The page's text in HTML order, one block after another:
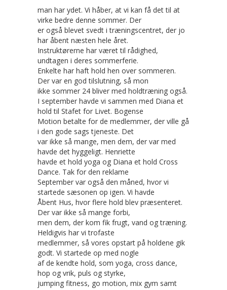
man har ydet. Vi håber, at vi kan få det til at
virke bedre denne sommer. Der
er også blevet svedt i træningscentret, der jo
har åbent næsten hele året.
Instruktørerne har været til rådighed,
undtagen i deres sommerferie.
Enkelte har haft hold hen over sommeren.
Der var en god tilslutning, så mon
ikke sommer 24 bliver med holdtræning også.
I september havde vi sammen med Diana et
hold til Stafet for Livet. Bogense
Motion betalte for de medlemmer, der ville gå
i den gode sags tjeneste. Det
var ikke så mange, men dem, der var med
havde det hyggeligt. Henriette
havde et hold yoga og Diana et hold Cross
Dance. Tak for den reklame
September var også den måned, hvor vi
startede sæsonen op igen. Vi havde
Åbent Hus, hvor flere hold blev præsenteret.
Der var ikke så mange forbi,
men dem, der kom fik frugt, vand og træning.
Heldigvis har vi trofaste
medlemmer, så vores opstart på holdene gik
godt. Vi startede op med nogle
af de kendte hold, som yoga, cross dance,
hop og vrik, puls og styrke,
jumping fitness, go motion, mix gym samt